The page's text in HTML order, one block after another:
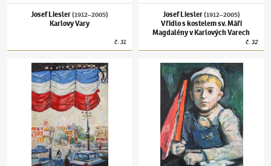
Josef Liesler(1912–2005)
Karlovy Vary
č.31
Josef Liesler(1912–2005)
Vřídlo s kostelem sv. Máří
Magdalény v Karlových Varech
č.32
Josef Liesler(1912–2005)Z amsterdamské galerieJosef Liesler(1912–2005)Náš Lukášek